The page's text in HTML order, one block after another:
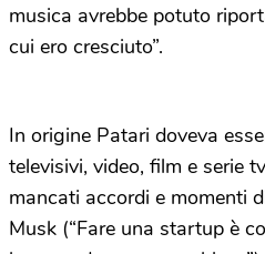
musica avrebbe potuto
cui ero cresciuto”.
In origine Patari doveva
televisivi, video, film e serie
mancati accordi e momenti
Musk (“Fare una startup è